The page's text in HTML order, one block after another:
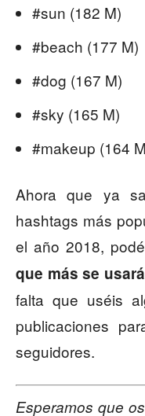
#sun (182 M)
#beach (177 M)
#dog (167 M)
#sky (165 M)
#makeup (164
Ahora que ya
hashtags más
el año 2018,
que más se
falta que uséis
publicaciones
seguidores.
Esperamos que